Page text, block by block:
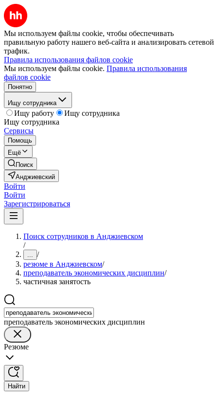
Мы используем файлы cookie, чтобы обеспечивать
правильную работу нашего веб-сайта и анализировать сетевой
трафик.
Правила использования файлов cookie
Мы используем файлы cookie. Правила использования
файлов cookie
Понятно
Ищу сотрудника
Ищу работу
Ищу сотрудника
Ищу сотрудника
Сервисы
Помощь
Ещё
Поиск
Анджиевский
Войти
Войти
Зарегистрироваться
Поиск сотрудников в Анджиевском
/
... /
резюме в Анджиевском/
преподаватель экономических дисциплин/
частичная занятость
преподаватель экономических дисциплин
Резюме
Найти